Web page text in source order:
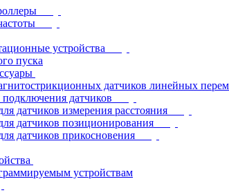
устройства
пуска
датчиков линейных
датчиков
датчиков измерения расстояния
датчиков позиционирования
датчиков прикосновения
устройствам